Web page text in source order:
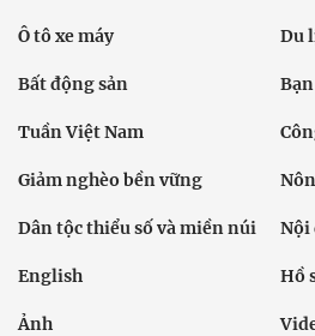
Ô tô xe máy Du
Bất động sản
Tuần Việt Nam
Giảm nghèo bền vững
Dân tộc thiểu số và miền núi Nội
English Hồ
Ảnh